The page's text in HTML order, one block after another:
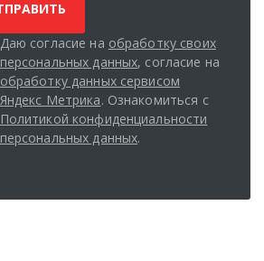
Даю согласие на обработку своих
персональных данных, согласие на
обработку данных сервисом
Яндекс Метрика. Ознакомиться с
Политикой конфиденциальности
персональных данных.